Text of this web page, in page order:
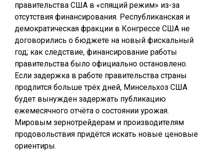
правительства США в «спящий режим» из-за
отсутствия финансирования. Республиканская и
демократическая фракции в Конгрессе США не
договорились о бюджете на новый фискальный
год; как следствие, финансирование работы
правительства было официально остановлено.
Если задержка в работе правительства страны
продлится больше трёх дней, Минсельхоз США
будет вынужден задержать публикацию
ежемесячного отчёта о состоянии урожая.
Мировым зернотрейдерам и производителям
продовольствия придётся искать новые ценовые
ориентиры.